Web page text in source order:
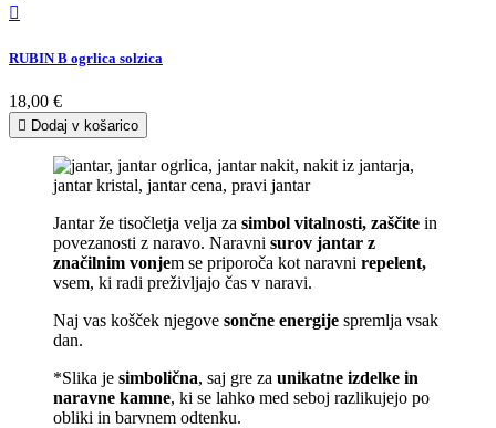

RUBIN B ogrlica solzica
18,00 €
 Dodaj v košarico
Jantar že tisočletja velja za simbol vitalnosti, zaščite in
povezanosti z naravo. Naravni surov jantar z
značilnim vonjem se priporoča kot naravni repelent,
vsem, ki radi preživljajo čas v naravi.
Naj vas košček njegove sončne energije spremlja vsak
dan.
*Slika je simbolična, saj gre za unikatne izdelke in
naravne kamne, ki se lahko med seboj razlikujejo po
obliki in barvnem odtenku.